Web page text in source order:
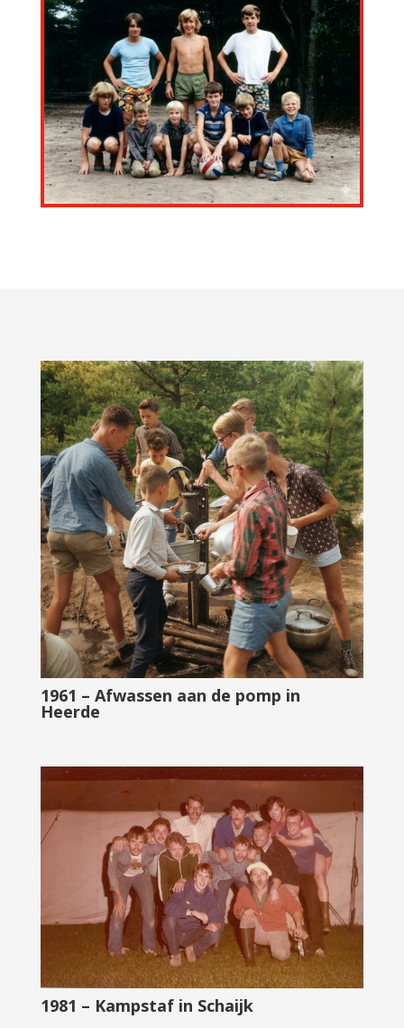
1961 – Afwassen aan de pomp in
Heerde
1981 – Kampstaf in Schaijk